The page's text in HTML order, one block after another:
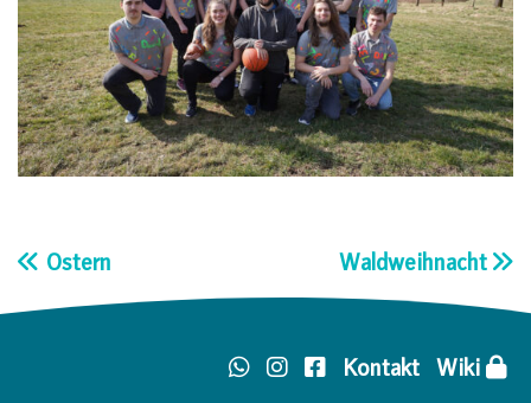
Beitragsnavigation
Ostern Waldweihnacht
Kontakt Wiki